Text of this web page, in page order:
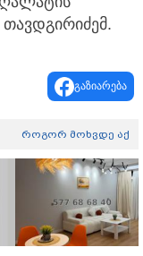
გაზიარება
როგორ მოხვდე აქ